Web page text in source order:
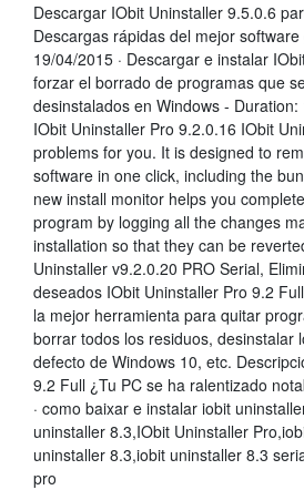
Descargar IObit Uninstaller 9.5.0.6
Descargas rápidas del mejor
19/04/2015 · Descargar e instalar
forzar el borrado de programas que
desinstalados en Windows - Duration:
IObit Uninstaller Pro 9.2.0.16 IObit
problems for you. It is designed to
software in one click, including the
new install monitor helps you
program by logging all the changes
installation so that they can be
Uninstaller v9.2.0.20 PRO Serial,
deseados IObit Uninstaller Pro 9.2
la mejor herramienta para quitar
borrar todos los residuos, desinstalar
defecto de Windows 10, etc.
9.2 Full ¿Tu PC se ha ralentizado
· como baixar e instalar iobit
uninstaller 8.3,IObit Uninstaller
uninstaller 8.3,iobit uninstaller 8.3
pro